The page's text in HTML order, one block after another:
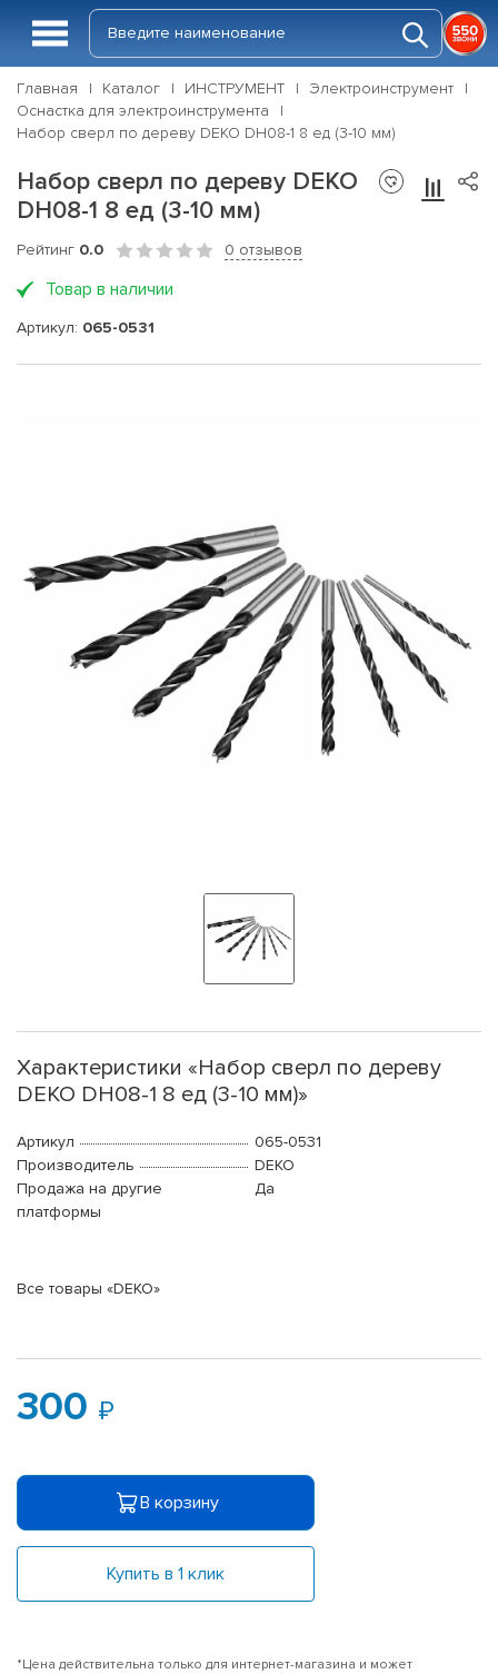
Главная Каталог ИНСТРУМЕНТ
Электроинструмент
Оснастка для электроинструмента
Набор сверл по дереву DEKO DH08-1 8 ед (3-10 мм)
Набор сверл по дереву DEKO
DH08-1 8 ед (3-10 мм)
Рейтинг 0.0 0 отзывов
Товар в наличии
Артикул: 065-0531
Характеристики «Набор сверл по дереву
DEKO DH08-1 8 ед (3-10 мм)»
Артикул
065-0531
Производитель
DEKO
Продажа на другие
платформы
Да
Все товары «DEKO»
300
В корзину
Купить в 1 клик
*Цена действительна только для интернет-магазина и может